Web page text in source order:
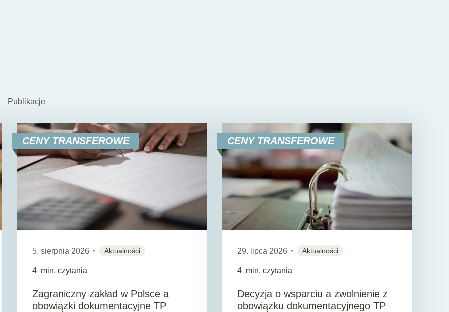
Publikacje
CENY TRANSFEROWE
5. sierpnia 2026 Aktualności
4 min. czytania
Zagraniczny zakład w Polsce a
obowiązki dokumentacyjne TP
CENY TRANSFEROWE
29. lipca 2026 Aktualności
4 min. czytania
Decyzja o wsparciu a zwolnienie z
obowiązku dokumentacyjnego TP